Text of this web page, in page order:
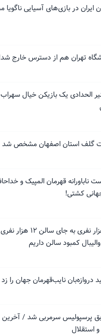
ایران در بازی‌های آسیایی
تهران هم از دسترس خارج
الحدادی یک بازیکن خیال
گلف استان اصفهان مشخص شد
ناباورانه قهرمان المپیک و
کشتی!
سالن ۱۸ هزار نفری به
کمبود سالن داریم
دروازه‌بان نایب‌قهرمان جهان را زد
پرسپولیس سرمربی شد / آخرین
استقلال